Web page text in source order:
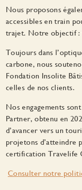
Nous proposons
accessibles en train
trajet. Notre objectif :
Toujours dans
carbone, nous
Fondation Insolite
celles de nos clients.
Nos engagements
Partner, obtenu en
d’avancer vers un
projetons d’atteindre
certification Travelife
Consulter notre